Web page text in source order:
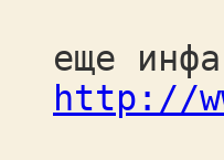
еще инфа
http://